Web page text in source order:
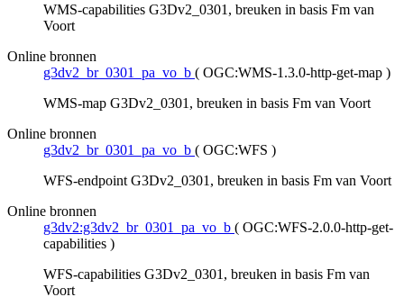
WMS-capabilities G3Dv2_0301, breuken in basis Fm van
Voort
Online bronnen
g3dv2_br_0301_pa_vo_b ( OGC:WMS-1.3.0-http-get-map )
WMS-map G3Dv2_0301, breuken in basis Fm van Voort
Online bronnen
g3dv2_br_0301_pa_vo_b ( OGC:WFS )
WFS-endpoint G3Dv2_0301, breuken in basis Fm van Voort
Online bronnen
g3dv2:g3dv2_br_0301_pa_vo_b ( OGC:WFS-2.0.0-http-get-
capabilities )
WFS-capabilities G3Dv2_0301, breuken in basis Fm van
Voort